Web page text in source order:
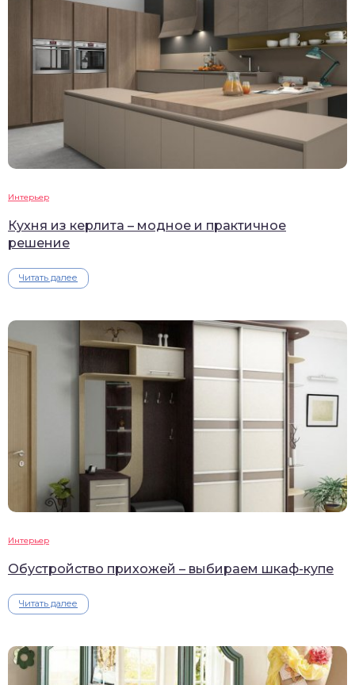
Интерьер
Кухня из керлита – модное и практичное
решение
Читать далее
Интерьер
Обустройство прихожей – выбираем шкаф-купе
Читать далее